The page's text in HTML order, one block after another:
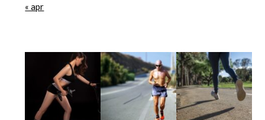
« apr